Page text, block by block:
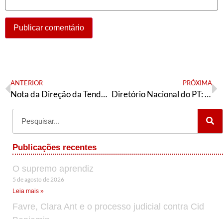
ANTERIOR
Nota da Direção da Tendência Petista Articulação de Esquerda de São Paulo
PRÓXIMA
Diretório Nacional do PT: “Em defesa da vida, dos empregos e da democracia: Fora, Bolsonaro!”
Publicações recentes
O supremo aprendiz
5 de agosto de 2026
Leia mais »
Favre, Clara Ant e o processo judicial contra Cid